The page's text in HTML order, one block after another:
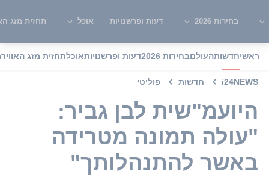
בחירות 2026 דעות ופרשנויות אוכל תחזית מזג
ראשיחדשותהעולםבחירות 2026 דעות ופרשנויותאוכלתחזית מזג האוויר
i24NEWS חדשות פוליטי
היועמ"שית לבן גביר:
"עולה תמונה מטרידה
באשר להתנהלותך"